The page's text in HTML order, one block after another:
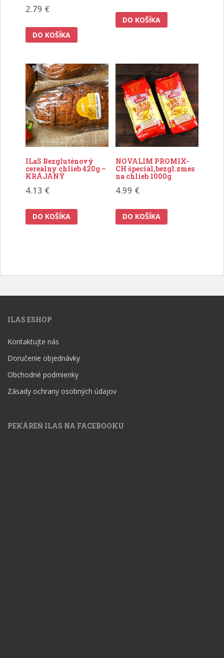
2.79 €
DO KOŠÍKA
DO KOŠÍKA
ILaS Bezgluténový
cereálny chlieb 420g –
KRÁJANÝ
4.13 €
DO KOŠÍKA
NOVALIM PROMIX-
CH špeciál,bezgl.zmes
na chlieb 1000g
4.99 €
DO KOŠÍKA
ILAS ESHOP
Kontaktujte nás
Doručenie objednávky
Obchodné podmienky
Zásady ochrany osobných údajov
PEKÁREŇ ILAS NA FACEBOOKU